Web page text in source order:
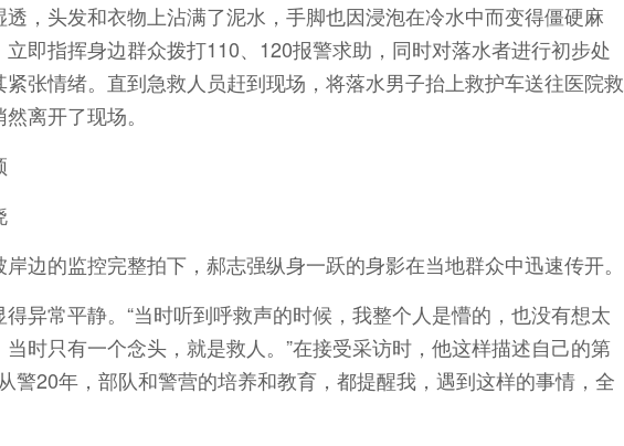
透，头发和衣物上沾满了泥水，手脚也因浸泡在冷水中而变得僵硬麻
即指挥身边群众拨打110、120报警求助，同时对落水者进行初步处
张情绪。直到急救人员赶到现场，将落水男子抬上救护车送往医院救
离开了现场。
边的监控完整拍下，郝志强纵身一跃的身影在当地群众中迅速传开。
异常平静。“当时听到呼救声的时候，我整个人是懵的，也没有想太
时只有一个念头，就是救人。”在接受采访时，他这样描述自己的第
警20年，部队和警营的培养和教育，都提醒我，遇到这样的事情，全